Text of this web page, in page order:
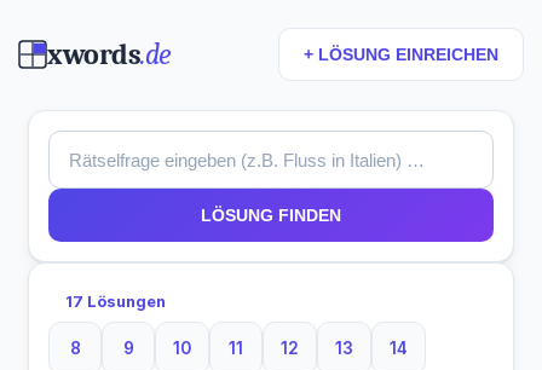
xwords.de + LÖSUNG EINREICHEN
LÖSUNG FINDEN
17 Lösungen
8
8 Buchstaben
9
9 Buchstaben
10
10 Buchstaben
11
11 Buchstaben
12
12 Buchstaben
13
13 Buchstaben
14
14 Buchstaben